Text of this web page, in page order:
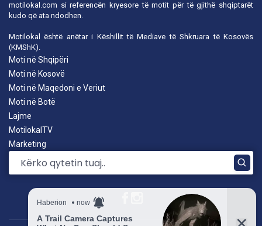
motilokal.com si referencën kryesore të motit për të gjithë shqiptarët
kudo që ata ndodhen.
Motilokal është anëtar i Këshillit të Mediave të Shkruara të Kosovës
(KMShK).
Moti në Shqipëri
Moti në Kosovë
Moti në Maqedoni e Veriut
Moti në Botë
Lajme
MotilokalTV
Marketing